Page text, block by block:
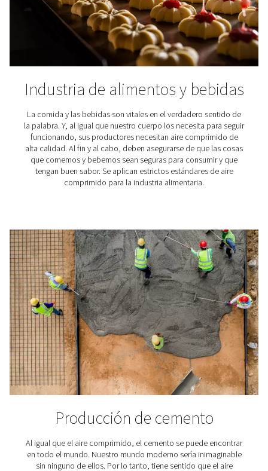
¿Dónde se usan los filtros
aire comprimido?
Los filtros de aire desempeñan un papel vital en
aplicaciones industriales y profesionales. Estos son
ejemplos.
Industria textil
Los textiles desempeñan un papel crucial en nuestras
aire comprimido de alta calidad desempeña un papel